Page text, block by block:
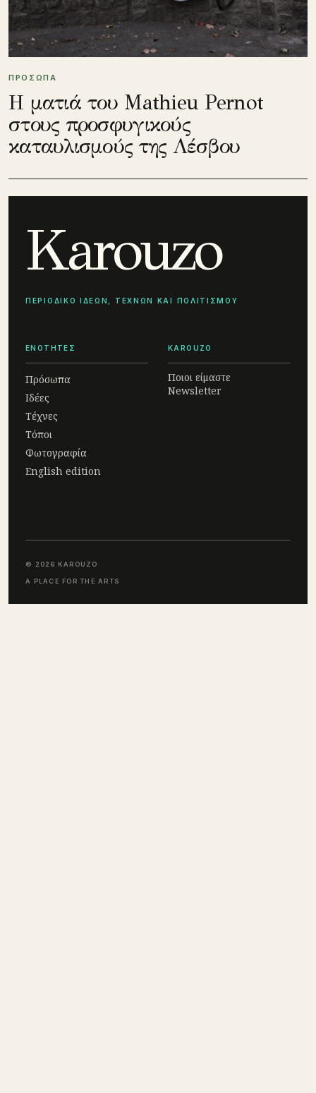
ΠΡΟΣΩΠΑ
Η ματιά του Mathieu Pernot
στους προσφυγικούς
καταυλισμούς της Λέσβου
Karouzo
ΠΕΡΙΟΔΙΚΟ ΙΔΕΩΝ, ΤΕΧΝΩΝ ΚΑΙ ΠΟΛΙΤΙΣΜΟΥ
ΕΝΟΤΗΤΕΣ
Πρόσωπα
Ιδέες
Τέχνες
Τόποι
Φωτογραφία
English edition
KAROUZO
Ποιοι είμαστε
Newsletter
© 2026 KAROUZO
A PLACE FOR THE ARTS